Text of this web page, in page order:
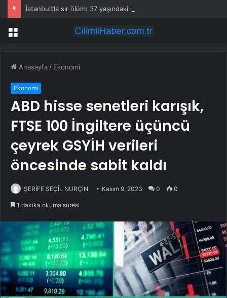
Menü
Anasayfa / Ekonomi
Ekonomi
ABD hisse senetleri karışık,
FTSE 100 İngiltere üçüncü
çeyrek GSYİH verileri
öncesinde sabit kaldı
ŞERİFE SEÇİL NURÇİN Kasım 9, 2023 0 0
1 dakika okuma süresi